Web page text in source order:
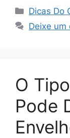
Dicas Do
Deixe um
O
Pode